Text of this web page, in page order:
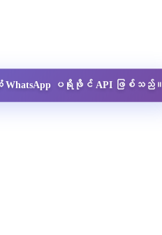
ဆုံး WhatsApp ပရိုဖိုင် API ဖြစ်သည်။